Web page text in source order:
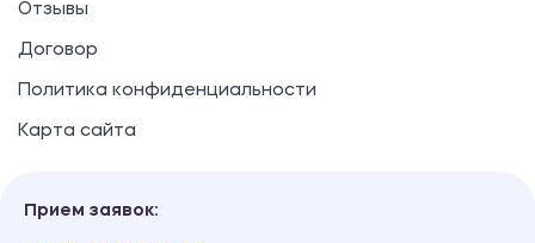
Отзывы
Договор
Политика конфиденциальности
Карта сайта
Прием заявок: